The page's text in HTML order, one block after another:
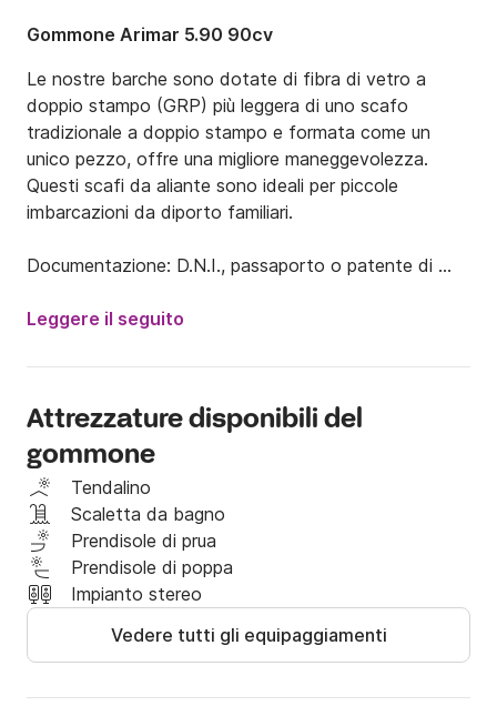
Gommone Arimar 5.90 90cv
Le nostre barche sono dotate di fibra di vetro a
doppio stampo (GRP) più leggera di uno scafo
tradizionale a doppio stampo e formata come un
unico pezzo, offre una migliore maneggevolezza.
Questi scafi da aliante sono ideali per piccole
imbarcazioni da diporto familiari.
Documentazione: D.N.I., passaporto o patente di
100 euro (mezza giornata) e 150 euro (giornata
Il prezzo include:
- IVA
- Assicurazione
- Ormeggio
Il prezzo NON include:
- Carburante
Nota: i ritardi nella restituzione della barca
costeranno 20 euro per ogni mezz'ora di ritardo.
Leggere il seguito
Attrezzature disponibili del
gommone
Tendalino
Scaletta da bagno
Prendisole di prua
Prendisole di poppa
Impianto stereo
Vedere tutti gli equipaggiamenti